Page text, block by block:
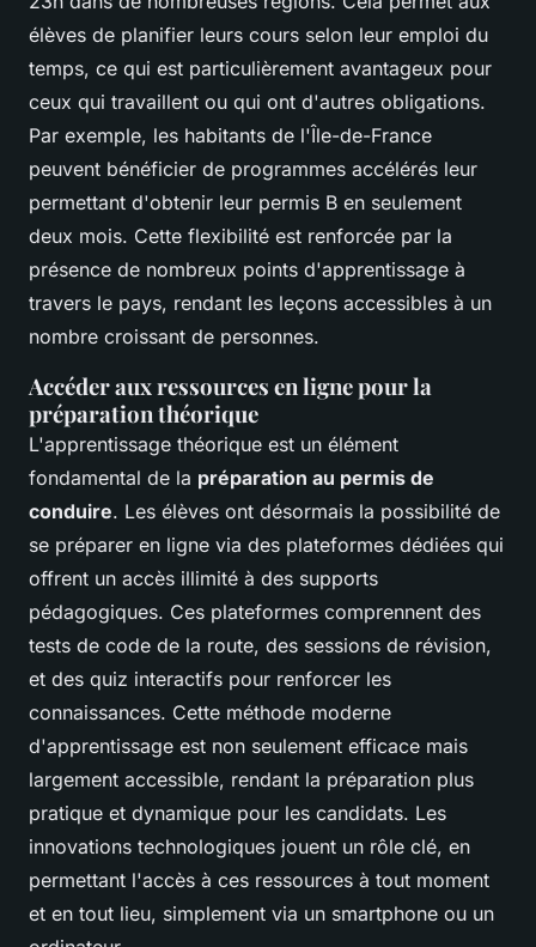
élèves de planifier leurs cours selon leur emploi du
temps, ce qui est particulièrement avantageux pour
ceux qui travaillent ou qui ont d'autres obligations.
Par exemple, les habitants de l'Île-de-France
peuvent bénéficier de programmes accélérés leur
permettant d'obtenir leur permis B en seulement
deux mois. Cette flexibilité est renforcée par la
présence de nombreux points d'apprentissage à
travers le pays, rendant les leçons accessibles à un
nombre croissant de personnes.
Accéder aux ressources en ligne pour la
préparation théorique
L'apprentissage théorique est un élément
fondamental de la préparation au permis de
conduire. Les élèves ont désormais la possibilité de
se préparer en ligne via des plateformes dédiées qui
offrent un accès illimité à des supports
pédagogiques. Ces plateformes comprennent des
tests de code de la route, des sessions de révision,
et des quiz interactifs pour renforcer les
connaissances. Cette méthode moderne
d'apprentissage est non seulement efficace mais
largement accessible, rendant la préparation plus
pratique et dynamique pour les candidats. Les
innovations technologiques jouent un rôle clé, en
permettant l'accès à ces ressources à tout moment
et en tout lieu, simplement via un smartphone ou un